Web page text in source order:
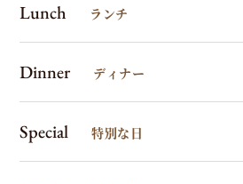
Lunch ランチ
Dinner ディナー
Special 特別な日